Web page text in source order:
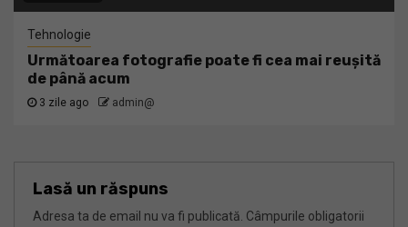
Tehnologie
Următoarea fotografie poate fi cea mai reușită
de până acum
3 zile ago admin@
Lasă un răspuns
Adresa ta de email nu va fi publicată. Câmpurile obligatorii